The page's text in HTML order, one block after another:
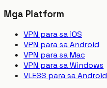
Mga Platform
VPN para sa iOS
VPN para sa Android
VPN para sa Mac
VPN para sa Windows
VLESS para sa Android